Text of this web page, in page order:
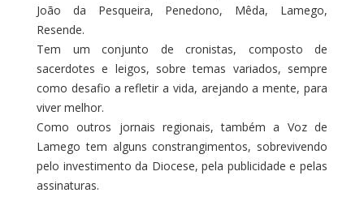
João da Pesqueira, Penedono, Mêda, Lamego,
Resende.
Tem um conjunto de cronistas, composto de
sacerdotes e leigos, sobre temas variados, sempre
como desafio a refletir a vida, arejando a mente, para
viver melhor.
Como outros jornais regionais, também a Voz de
Lamego tem alguns constrangimentos, sobrevivendo
pelo investimento da Diocese, pela publicidade e pelas
assinaturas.